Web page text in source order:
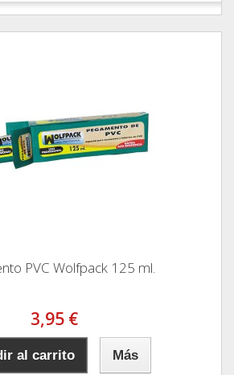
PVC Wolfpack 125 ml.
3,95 €
al carrito Más